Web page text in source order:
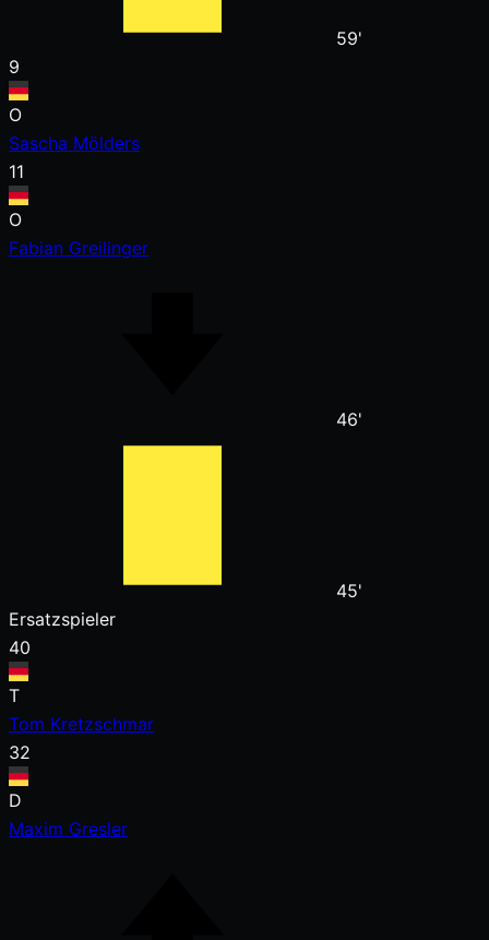
59'
9
O
Sascha Mölders
11
O
Fabian Greilinger
46'
45'
Ersatzspieler
40
T
Tom Kretzschmar
32
D
Maxim Gresler